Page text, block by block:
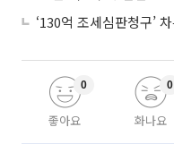
좋아요
0
화나요
0